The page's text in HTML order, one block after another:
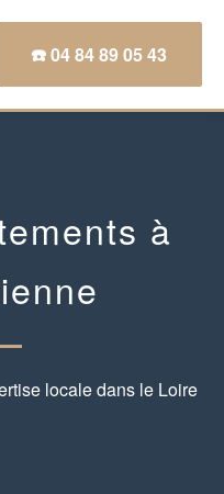
☎️ 04 84 89 05 43
à
locale dans le Loire